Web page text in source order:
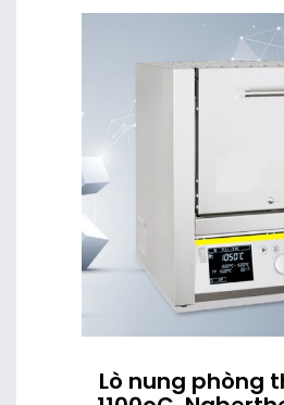
Lò nung phòng